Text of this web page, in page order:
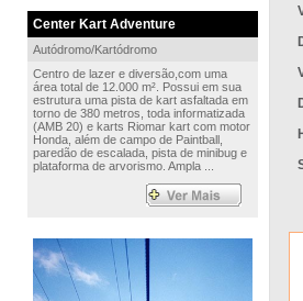
Center Kart Adventure
Autódromo/Kartódromo
Centro de lazer e diversão,com uma
área total de 12.000 m². Possui em sua
estrutura uma pista de kart asfaltada em
torno de 380 metros, toda informatizada
(AMB 20) e karts Riomar kart com motor
Honda, além de campo de Paintball,
paredão de escalada, pista de minibug e
plataforma de arvorismo. Ampla ...